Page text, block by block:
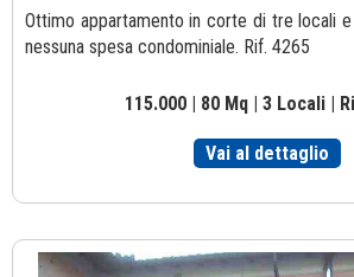
Ottimo appartamento in corte di tre locali
nessuna spesa condominiale. Rif. 4265
115.000 | 80 Mq | 3 Locali |
Vai al dettaglio